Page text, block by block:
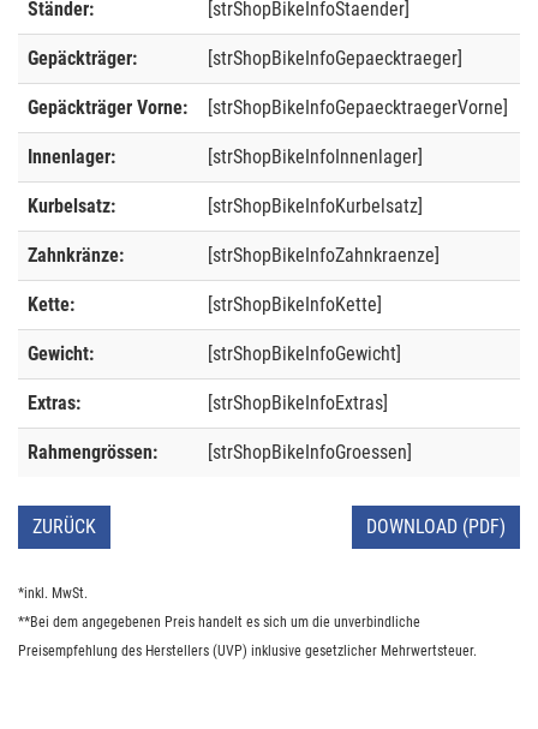
Ständer: [strShopBikeInfoStaender]
Gepäckträger: [strShopBikeInfoGepaecktraeger]
Gepäckträger Vorne: [strShopBikeInfoGepaecktraegerVorne]
Innenlager: [strShopBikeInfoInnenlager]
Kurbelsatz: [strShopBikeInfoKurbelsatz]
Zahnkränze: [strShopBikeInfoZahnkraenze]
Kette: [strShopBikeInfoKette]
Gewicht: [strShopBikeInfoGewicht]
Extras: [strShopBikeInfoExtras]
Rahmengrössen: [strShopBikeInfoGroessen]
ZURÜCK DOWNLOAD (PDF)
*inkl. MwSt.
**Bei dem angegebenen Preis handelt es sich um die unverbindliche
Preisempfehlung des Herstellers (UVP) inklusive gesetzlicher Mehrwertsteuer.